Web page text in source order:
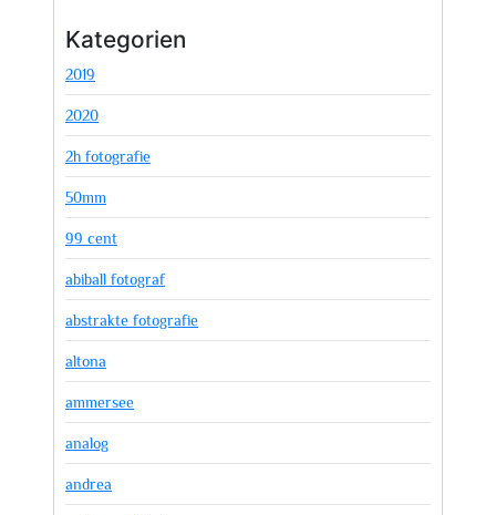
Kategorien
2019
2020
2h fotografie
50mm
99 cent
abiball fotograf
abstrakte fotografie
altona
ammersee
analog
andrea